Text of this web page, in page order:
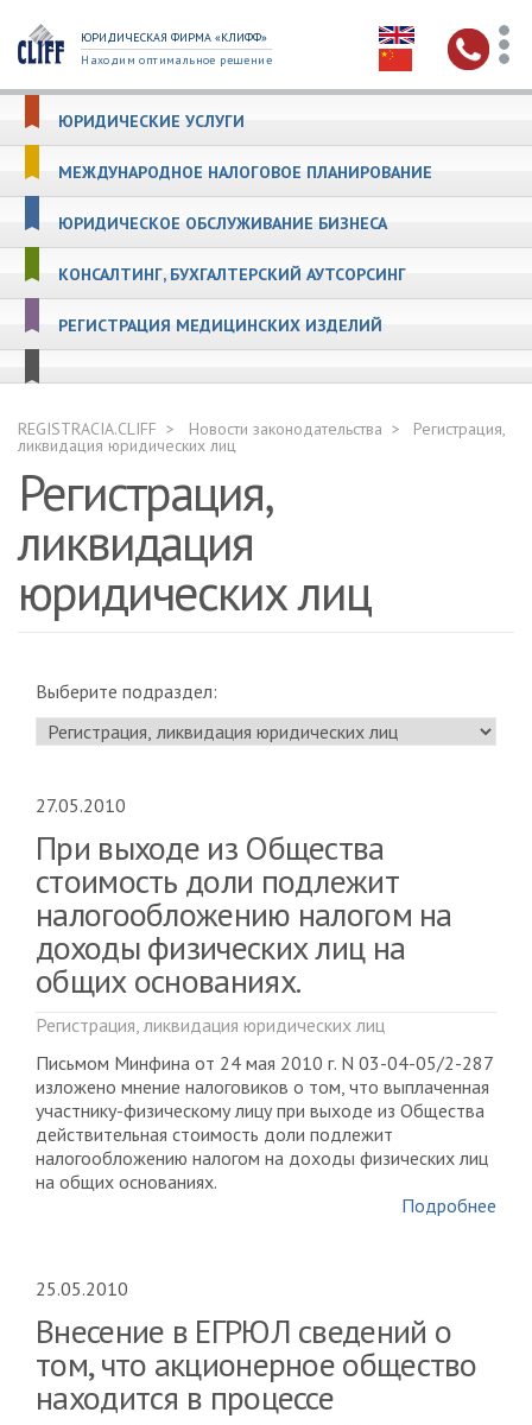
ЮРИДИЧЕСКАЯ ФИРМА «КЛИФФ»
Находим оптимальное решение
ЮРИДИЧЕСКИЕ УСЛУГИ
МЕЖДУНАРОДНОЕ НАЛОГОВОЕ ПЛАНИРОВАНИЕ
ЮРИДИЧЕСКОЕ ОБСЛУЖИВАНИЕ БИЗНЕСА
КОНСАЛТИНГ, БУХГАЛТЕРСКИЙ АУТСОРСИНГ
РЕГИСТРАЦИЯ МЕДИЦИНСКИХ ИЗДЕЛИЙ
REGISTRACIA.CLIFF Новости законодательства Регистрация,
ликвидация юридических лиц
Регистрация,
ликвидация
юридических лиц
Выберите подраздел:
27.05.2010
При выходе из Общества
стоимость доли подлежит
налогообложению налогом на
доходы физических лиц на
общих основаниях.
Регистрация, ликвидация юридических лиц
Письмом Минфина от 24 мая 2010 г. N 03-04-05/2-287
изложено мнение налоговиков о том, что выплаченная
участнику-физическому лицу при выходе из Общества
действительная стоимость доли подлежит
налогообложению налогом на доходы физических лиц
на общих основаниях.
Подробнее
25.05.2010
Внесение в ЕГРЮЛ сведений о
том, что акционерное общество
находится в процессе